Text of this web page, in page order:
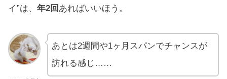
イ”は、 年2回 あればいいほう。
あとは2週間や1ヶ月スパンでチャンスが
訪れる感じ……